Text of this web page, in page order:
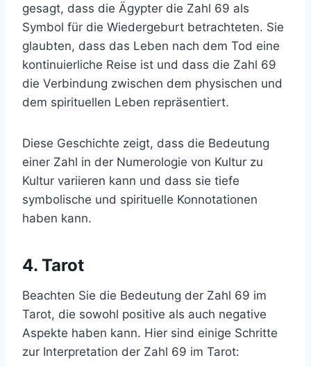
gesagt, dass die Ägypter die Zahl 69 als
Symbol für die Wiedergeburt betrachteten. Sie
glaubten, dass das Leben nach dem Tod eine
kontinuierliche Reise ist und dass die Zahl 69
die Verbindung zwischen dem physischen und
dem spirituellen Leben repräsentiert.
Diese Geschichte zeigt, dass die Bedeutung
einer Zahl in der Numerologie von Kultur zu
Kultur variieren kann und dass sie tiefe
symbolische und spirituelle Konnotationen
haben kann.
4. Tarot
Beachten Sie die Bedeutung der Zahl 69 im
Tarot, die sowohl positive als auch negative
Aspekte haben kann. Hier sind einige Schritte
zur Interpretation der Zahl 69 im Tarot: